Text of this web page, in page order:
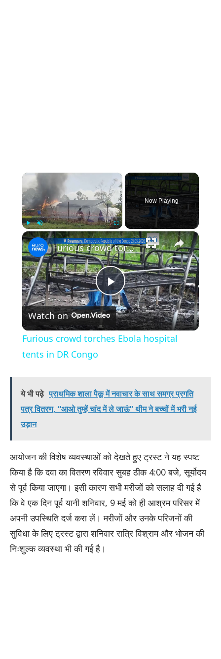
×
Play Unmute Fullscreen
Now Playing
×
Play
Video
Furious crowd torches Ebola hospital tents in DR Congo
Watch on
Furious crowd torches Ebola hospital
tents in DR Congo
ये भी पढ़े प्राथमिक शाला पैकू में नवाचार के साथ समग्र प्रगति
पत्र वितरण, “आओ तुम्हें चांद में ले जाऊं” थीम ने बच्चों में भरी नई
उड़ान
​आयोजन की विशेष व्यवस्थाओं को देखते हुए ट्रस्ट ने यह स्पष्ट
किया है कि दवा का वितरण रविवार सुबह ठीक 4:00 बजे, सूर्योदय
से पूर्व किया जाएगा। इसी कारण सभी मरीजों को सलाह दी गई है
कि वे एक दिन पूर्व यानी शनिवार, 9 मई को ही आश्रम परिसर में
अपनी उपस्थिति दर्ज करा लें। मरीजों और उनके परिजनों की
सुविधा के लिए ट्रस्ट द्वारा शनिवार रात्रि विश्राम और भोजन की
निःशुल्क व्यवस्था भी की गई है।